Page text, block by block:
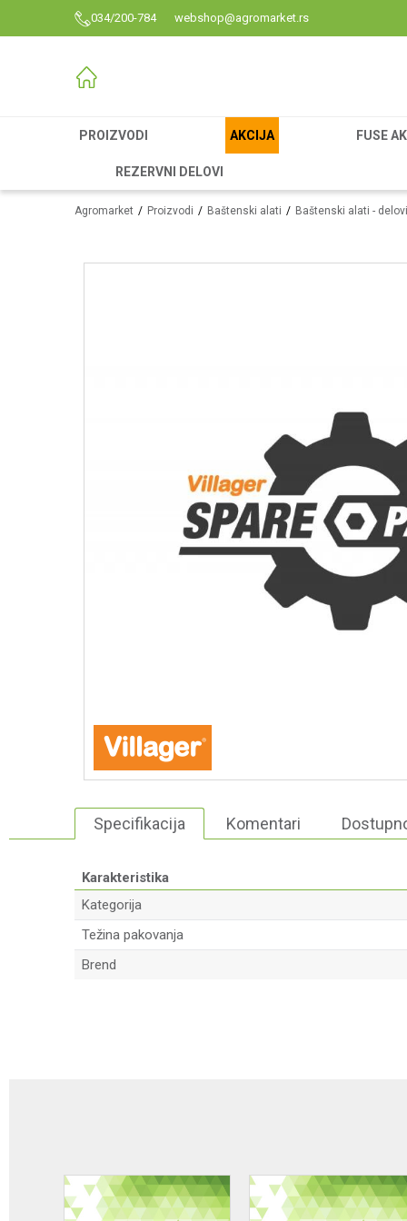
034/200-784 webshop@agromarket.rs
PROIZVODI AKCIJA FUSE
REZERVNI DELOVI
Agromarket Proizvodi Baštenski alati Baštenski alati -
Specifikacija Komentari
Karakteristika
Kategorija
Težina pakovanja
Brend